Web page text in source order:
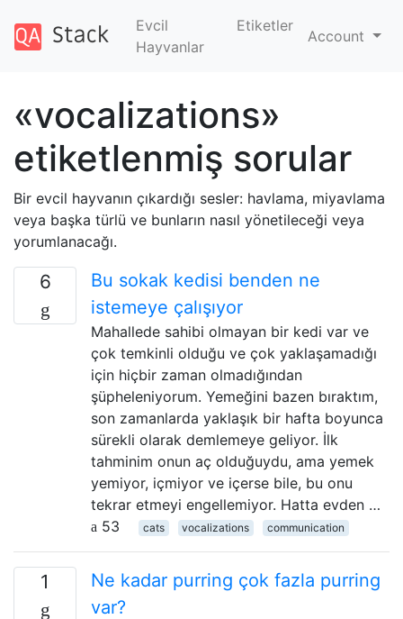
Evcil
Hayvanlar
Etiketler
Account
«vocalizations»
etiketlenmiş sorular
Bir evcil hayvanın çıkardığı sesler: havlama, miyavlama
veya başka türlü ve bunların nasıl yönetileceği veya
yorumlanacağı.
6
Bu sokak kedisi benden ne
istemeye çalışıyor
Mahallede sahibi olmayan bir kedi var ve
çok temkinli olduğu ve çok yaklaşamadığı
için hiçbir zaman olmadığından
şüpheleniyorum. Yemeğini bazen bıraktım,
son zamanlarda yaklaşık bir hafta boyunca
sürekli olarak demlemeye geliyor. İlk
tahminim onun aç olduğuydu, ama yemek
yemiyor, içmiyor ve içerse bile, bu onu
tekrar etmeyi engellemiyor. Hatta evden …
53
cats vocalizations communication
1
Ne kadar purring çok fazla purring
var?